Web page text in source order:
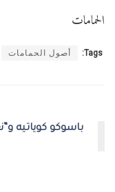
الحمامات
Tags: أصول الحمامات
باسوكو كوياتيه